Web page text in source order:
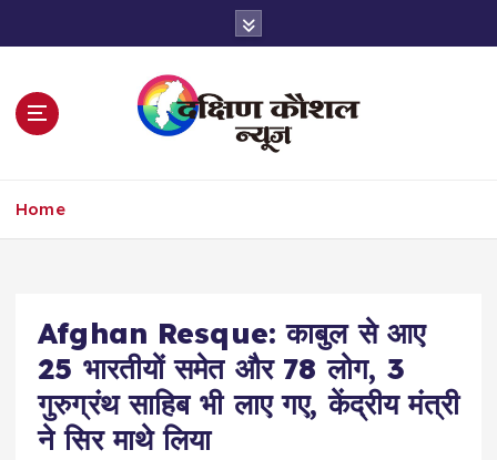
t
Home
Afghan Resque: काबुल से आए
25 भारतीयों समेत और 78 लोग, 3
गुरुग्रंथ साहिब भी लाए गए, केंद्रीय मंत्री
ने सिर माथे लिया